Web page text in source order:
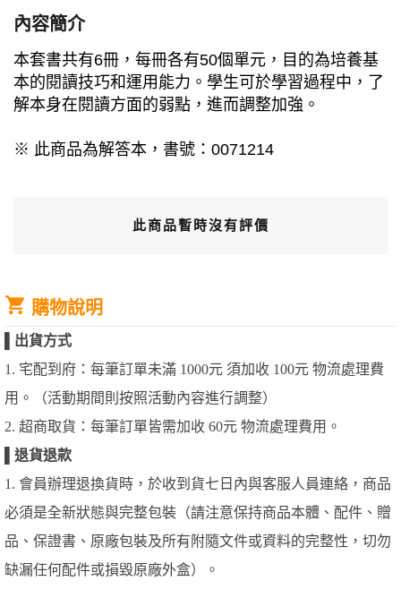
內容簡介
本套書共有6冊，每冊各有50個單元，目的為培養基
本的閱讀技巧和運用能力。學生可於學習過程中，了
解本身在閱讀方面的弱點，進而調整加強。
※ 此商品為解答本，書號：0071214
此商品暫時沒有評價
購物說明
出貨方式
1. 宅配到府：每筆訂單未滿 1000元 須加收 100元 物流處理費
用。（活動期間則按照活動內容進行調整）
2. 超商取貨：每筆訂單皆需加收 60元 物流處理費用。
退貨退款
1. 會員辦理退換貨時，於收到貨七日內與客服人員連絡，商品
必須是全新狀態與完整包裝（請注意保持商品本體、配件、贈
品、保證書、原廠包裝及所有附隨文件或資料的完整性，切勿
缺漏任何配件或損毀原廠外盒）。